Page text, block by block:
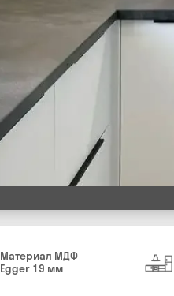
Материал МДФ
Egger 19 мм